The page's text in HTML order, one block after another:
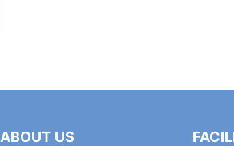
ABOUT US